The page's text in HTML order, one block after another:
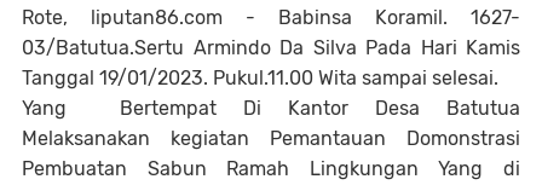
Rote, liputan86.com - Babinsa Koramil. 1627-
03/Batutua.Sertu Armindo Da Silva Pada Hari Kamis
Tanggal 19/01/2023. Pukul.11.00 Wita sampai selesai.
Yang Bertempat Di Kantor Desa Batutua
Melaksanakan kegiatan Pemantauan Domonstrasi
Pembuatan Sabun Ramah Lingkungan Yang di